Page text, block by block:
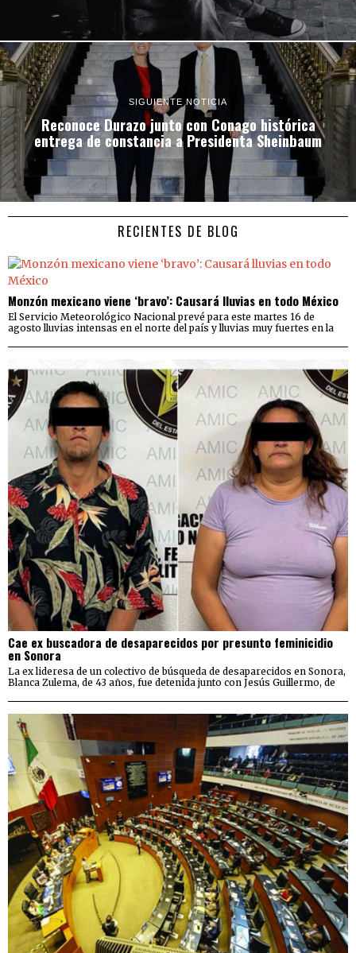
SIGUIENTE NOTICIA
Reconoce Durazo junto con Conago histórica
entrega de constancia a Presidenta Sheinbaum
RECIENTES DE BLOG
Monzón mexicano viene ‘bravo’: Causará lluvias en todo México
El Servicio Meteorológico Nacional prevé para este martes 16 de
agosto lluvias intensas en el norte del país y lluvias muy fuertes en la
Cae ex buscadora de desaparecidos por presunto feminicidio
en Sonora
La ex lideresa de un colectivo de búsqueda de desaparecidos en Sonora,
Blanca Zulema, de 43 años, fue detenida junto con Jesús Guillermo, de